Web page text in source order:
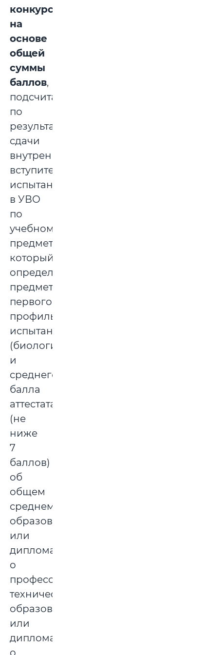
конкурсу
на
основе
общей
суммы
баллов,
подсчитанной
по
результатам
сдачи
внутреннего
вступительного
испытания
в УВО
по
учебному
предмету,
который
определен
предметом
первого
профильного
испытания
(биология),
и
среднего
балла
аттестата
(не
ниже
7
баллов)
об
общем
среднем
образовании,
или
диплома
о
профессионально-
техническом
образовании,
или
диплома
о